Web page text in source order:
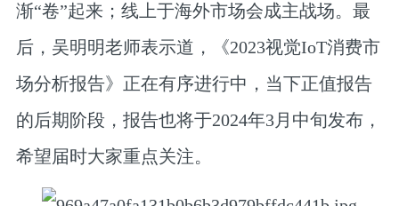
渐“卷”起来；线上于海外市场会成主战场。最
后，吴明明老师表示道，《2023视觉IoT消费市
场分析报告》正在有序进行中，当下正值报告
的后期阶段，报告也将于2024年3月中旬发布，
希望届时大家重点关注。